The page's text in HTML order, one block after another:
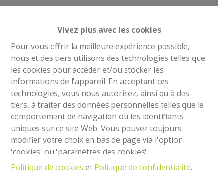
Vivez plus avec les cookies
Pour vous offrir la meilleure expérience possible,
nous et des tiers utilisons des technologies telles que
les cookies pour accéder et/ou stocker les
informations de l'appareil. En acceptant ces
technologies, vous nous autorisez, ainsi qu'à des
tiers, à traiter des données personnelles telles que le
comportement de navigation ou les identifiants
uniques sur ce site Web. Vous pouvez toujours
modifier votre choix en bas de page via l'option
'cookies' ou 'paramètres des cookies'.
Politique de cookies et Politique de confidentialité.
À Vendre À Louer
Mentions légales
Agent immobilier intermédiaire et régisseur
IPI 504.813- Belgique
Institut professionnel des agents immobiliers, rue